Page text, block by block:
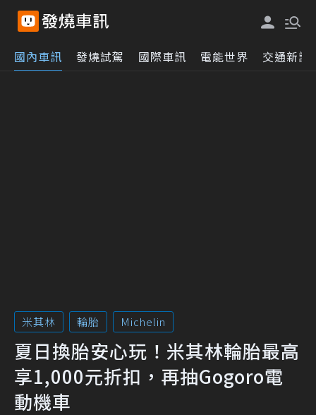
國內車訊 發燒試駕 國際車訊 電能世界 交通新訊
米其林 輪胎 Michelin
夏日換胎安心玩！米其林輪胎最高
享1,000元折扣，再抽Gogoro電
動機車